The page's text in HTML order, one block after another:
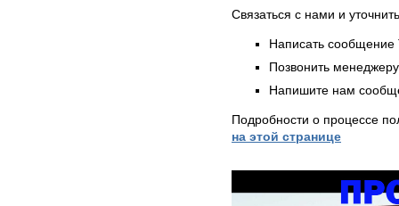
Связаться с нами и
Написать
Позвонить
Напишите нам
Подробности о процессе
на этой странице